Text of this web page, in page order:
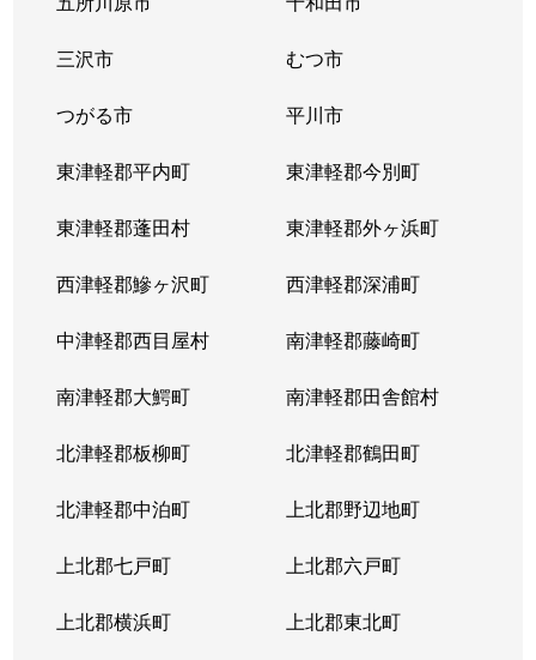
三沢市 むつ市
つがる市 平川市
東津軽郡平内町 東津軽郡今別町
東津軽郡蓬田村 東津軽郡外ヶ浜町
西津軽郡鰺ヶ沢町 西津軽郡深浦町
中津軽郡西目屋村 南津軽郡藤崎町
南津軽郡大鰐町 南津軽郡田舎館村
北津軽郡板柳町 北津軽郡鶴田町
北津軽郡中泊町 上北郡野辺地町
上北郡七戸町 上北郡六戸町
上北郡横浜町 上北郡東北町